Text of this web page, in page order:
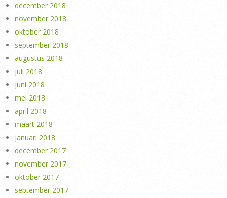
december 2018
november 2018
oktober 2018
september 2018
augustus 2018
juli 2018
juni 2018
mei 2018
april 2018
maart 2018
januari 2018
december 2017
november 2017
oktober 2017
september 2017